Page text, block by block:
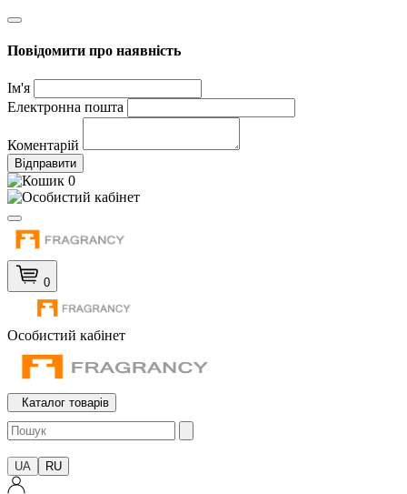
Повідомити про наявність
Ім'я
Електронна пошта
Коментарій
Відправити
0
0
Особистий кабінет
Каталог товарів
UA RU